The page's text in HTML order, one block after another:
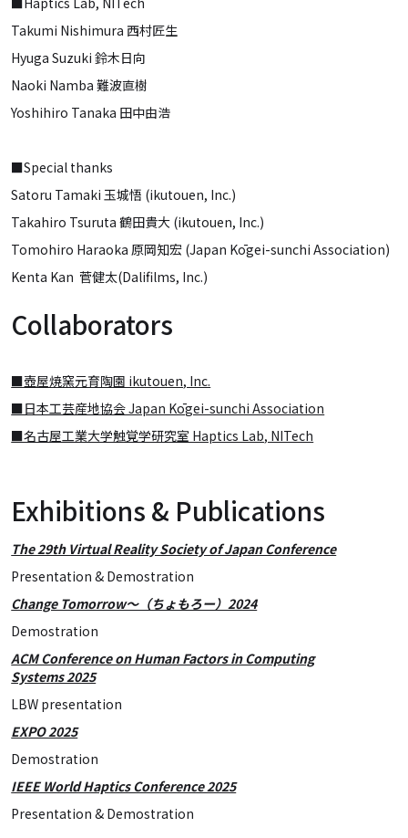
Takumi Nishimura 西村匠生
Hyuga Suzuki 鈴木日向
Naoki Namba 難波直樹
Yoshihiro Tanaka 田中由浩
■Special thanks
Satoru Tamaki 玉城悟 (ikutouen, Inc.)
Takahiro Tsuruta 鶴田貴大 (ikutouen, Inc.)
Tomohiro Haraoka 原岡知宏 (Japan Kōgei-sunchi Association)
Kenta Kan 菅健太(Dalifilms, Inc.)
Collaborators
■壺屋焼窯元育陶園 ikutouen, Inc.
■日本工芸産地協会 Japan Kōgei-sunchi Association
■名古屋工業大学触覚学研究室 Haptics Lab, NITech
Exhibitions & Publications
The 29th Virtual Reality Society of Japan Conference
Presentation & Demostration
Change Tomorrow〜（ちょもろー）2024
Demostration
ACM Conference on Human Factors in Computing
Systems 2025
LBW presentation
EXPO 2025
Demostration
IEEE World Haptics Conference 2025
Presentation & Demostration